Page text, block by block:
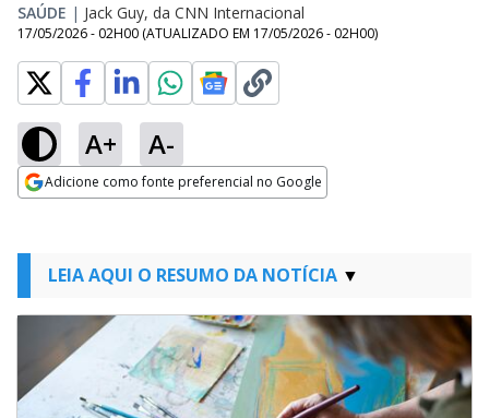
SAÚDE | Jack Guy, da CNN Internacional
17/05/2026 - 02H00 (ATUALIZADO EM 17/05/2026 - 02H00)
A+ A-
Adicione como fonte preferencial no Google
LEIA AQUI O RESUMO DA NOTÍCIA